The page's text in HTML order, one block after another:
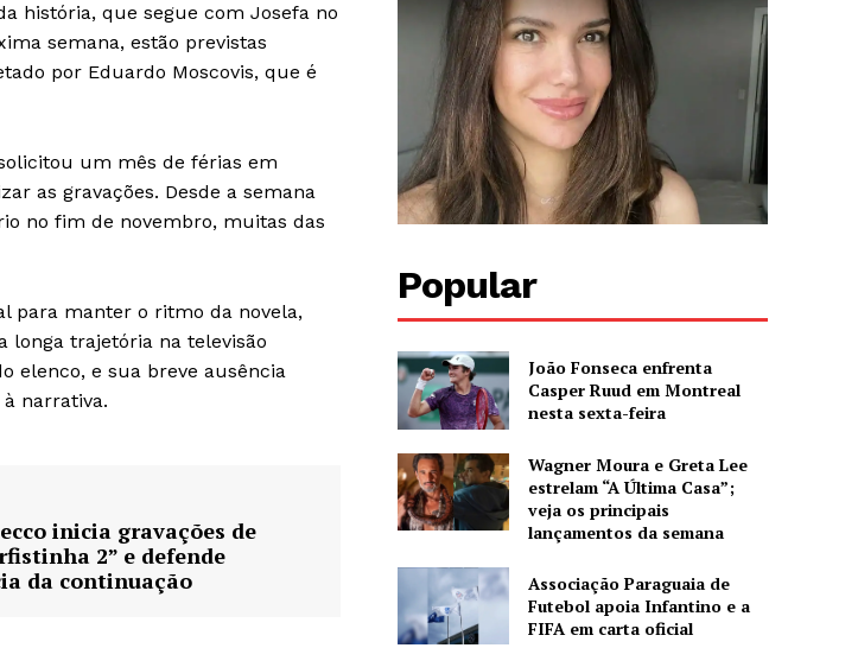
Transparência Editorial
Termos de Serviços
história, que segue com Josefa no
semana, estão previstas
por Eduardo Moscovis, que é
um mês de férias em
as gravações. Desde a semana
no fim de novembro, muitas das
para manter o ritmo da novela,
longa trajetória na televisão
elenco, e sua breve ausência
narrativa.
inicia gravações de
2” e defende
da continuação
Popular
João Fonseca enfrenta
Casper Ruud em Montreal
nesta sexta-feira
Wagner Moura e Greta Lee
estrelam “A Última Casa”;
veja os principais
lançamentos da semana
Associação Paraguaia de
Futebol apoia Infantino e a
FIFA em carta oficial